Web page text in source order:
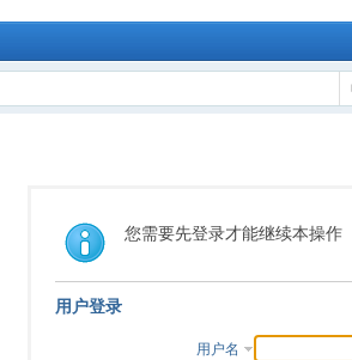
您需要先登录才能继续本操作
用户登录
用户名